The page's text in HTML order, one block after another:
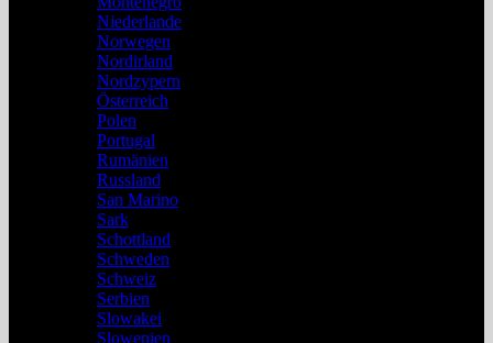
Niederlande
Norwegen
Nordirland
Nordzypern
Österreich
Polen
Portugal
Rumänien
Russland
San Marino
Sark
Schottland
Schweden
Schweiz
Serbien
Slowakei
Slowenien